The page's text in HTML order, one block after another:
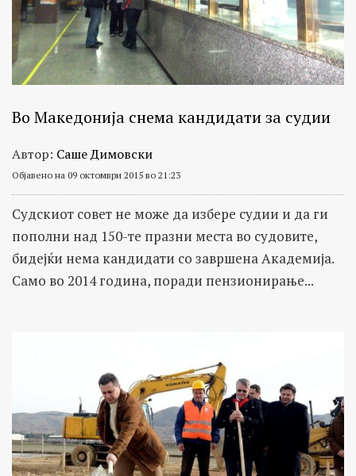
Во Македонија снема кандидати за судии
Автор: Саше Димовски
Објавено на 09 октомври 2015 во 21:23
Судскиот совет не може да избере судии и да ги
пополни над 150-те празни места во судовите,
бидејќи нема кандидати со завршена Академија.
Само во 2014 година, поради пензионирање...